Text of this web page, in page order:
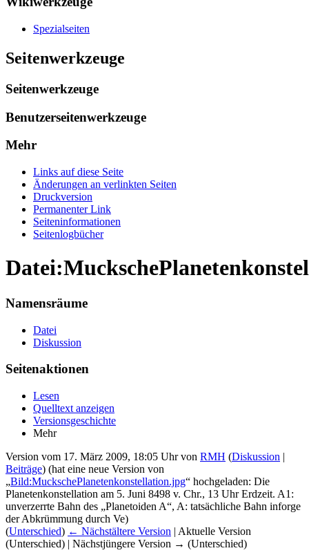
Spezialseiten
Seitenwerkzeuge
Seitenwerkzeuge
Benutzerseitenwerkzeuge
Mehr
Links auf diese Seite
Änderungen an verlinkten Seiten
Druckversion
Permanenter Link
Seiten­informationen
Seitenlogbücher
Namensräume
Datei
Diskussion
Seitenaktionen
Lesen
Quelltext anzeigen
Versionsgeschichte
Mehr
Version vom 17. März 2009, 18:05 Uhr von RMH (Diskussion |
Beiträge) (hat eine neue Version von
„Bild:MuckschePlanetenkonstellation.jpg“ hochgeladen: Die
Planetenkonstellation am 5. Juni 8498 v. Chr., 13 Uhr Erdzeit. A1:
unverzerrte Bahn des „Planetoiden A“, A: tatsächliche Bahn inforge
der Abkrümmung durch Ve)
(Unterschied) ← Nächstältere Version | Aktuelle Version
(Unterschied) | Nächstjüngere Version → (Unterschied)